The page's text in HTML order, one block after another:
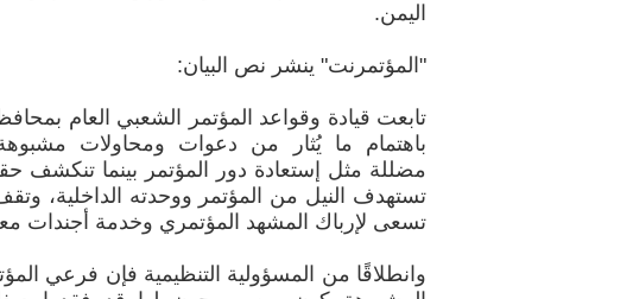
اليمن.
"المؤتمرنت" ينشر نص البيان:
تابعت قيادة وقواعد المؤتمر الشعبي العام
باهتمام ما يُثار من دعوات ومحاولات
مضللة مثل إستعادة دور المؤتمر بينما تنكشف
تستهدف النيل من المؤتمر ووحدته الداخلية،
تسعى لإرباك المشهد المؤتمري وخدمة أجندات
وانطلاقًا من المسؤولية التنظيمية فإن فرعي